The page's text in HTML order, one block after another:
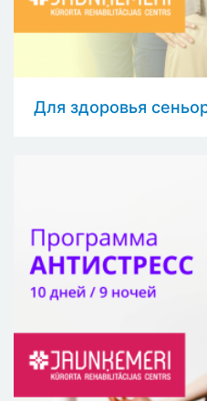
Для здоровья